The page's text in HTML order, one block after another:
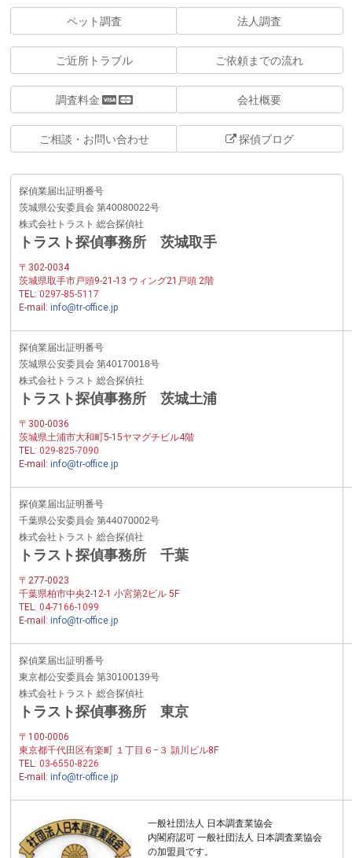
ペット調査 法人調査
ご近所トラブル ご依頼までの流れ
調査料金 会社概要
ご相談・お問い合わせ 探偵ブログ
探偵業届出証明番号
茨城県公安委員会 第40080022号
株式会社トラスト 総合探偵社
トラスト探偵事務所 茨城取手
〒302-0034
茨城県取手市戸頭9-21-13 ウィング21戸頭 2階
TEL:0297-85-5117
E-mail:info@tr-office.jp
探偵業届出証明番号
茨城県公安委員会 第40170018号
株式会社トラスト 総合探偵社
トラスト探偵事務所 茨城土浦
〒300-0036
茨城県土浦市大和町5-15ヤマグチビル4階
TEL:029-825-7090
E-mail:info@tr-office.jp
探偵業届出証明番号
千葉県公安委員会 第44070002号
株式会社トラスト 総合探偵社
トラスト探偵事務所 千葉
〒277-0023
千葉県柏市中央2-12-1 小宮第2ビル 5F
TEL:04-7166-1099
E-mail:info@tr-office.jp
探偵業届出証明番号
東京都公安委員会 第30100139号
株式会社トラスト 総合探偵社
トラスト探偵事務所 東京
〒100-0006
東京都千代田区有楽町 １丁目６−３ 頴川ビル8F
TEL:03-6550-8226
E-mail:info@tr-office.jp
一般社団法人 日本調査業協会
内閣府認可 一般社団法人 日本調査業協会
の加盟員です。